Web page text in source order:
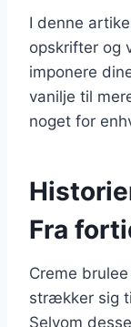
I denne
opskrifter og
imponere
vanilje til
noget for
Fra
Creme
strækker sig
Selvom